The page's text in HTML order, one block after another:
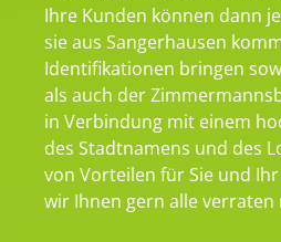
Ihre Kunden können dann
sie aus Sangerhausen
Identifikationen bringen
als auch der
in Verbindung mit einem
des Stadtnamens und des
von Vorteilen für Sie und
wir Ihnen gern alle verraten